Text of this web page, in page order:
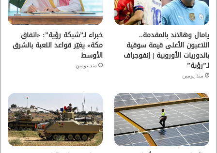
ك
ب
ر
ا
م
يامال وهالاند بالمقدمة..
اللاعبون الأعلى قيمة سوقية
بالدوريات الأوروبية | إنفوجراف
لـ”رؤية”
منذ يومين
خبراء لـ”شبكة رؤية”: «اتفاق
مكة» يغيّر قواعد اللعبة بالشرق
الأوسط
منذ يومين